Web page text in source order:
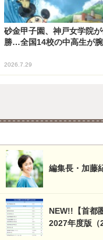
砂金甲子園、神戸女学院
勝…全国14校の中高生が腕
2026.7.29
編集長・加藤
NEW!!【首都
2027年度版（